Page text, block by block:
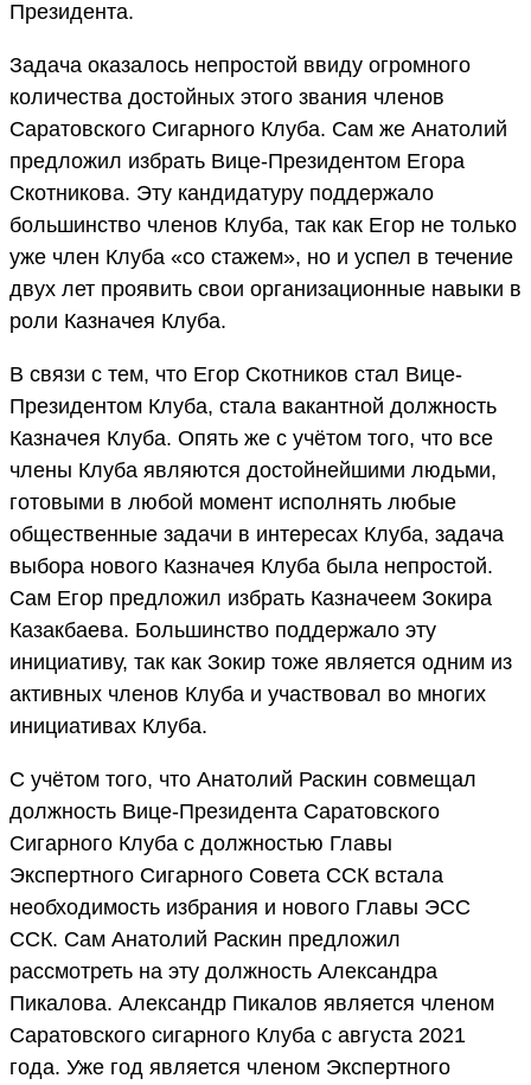
Президента.
Задача оказалось непростой ввиду огромного
количества достойных этого звания членов
Саратовского Сигарного Клуба. Сам же Анатолий
предложил избрать Вице-Президентом Егора
Скотникова. Эту кандидатуру поддержало
большинство членов Клуба, так как Егор не только
уже член Клуба «со стажем», но и успел в течение
двух лет проявить свои организационные навыки в
роли Казначея Клуба.
В связи с тем, что Егор Скотников стал Вице-
Президентом Клуба, стала вакантной должность
Казначея Клуба. Опять же с учётом того, что все
члены Клуба являются достойнейшими людьми,
готовыми в любой момент исполнять любые
общественные задачи в интересах Клуба, задача
выбора нового Казначея Клуба была непростой.
Сам Егор предложил избрать Казначеем Зокира
Казакбаева. Большинство поддержало эту
инициативу, так как Зокир тоже является одним из
активных членов Клуба и участвовал во многих
инициативах Клуба.
С учётом того, что Анатолий Раскин совмещал
должность Вице-Президента Саратовского
Сигарного Клуба с должностью Главы
Экспертного Сигарного Совета ССК встала
необходимость избрания и нового Главы ЭСС
ССК. Сам Анатолий Раскин предложил
рассмотреть на эту должность Александра
Пикалова. Александр Пикалов является членом
Саратовского сигарного Клуба с августа 2021
года. Уже год является членом Экспертного